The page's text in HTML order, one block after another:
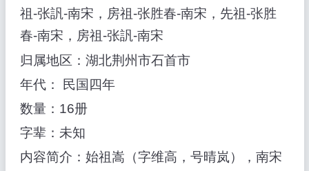
祖-张訉-南宋，房祖-张胜春-南宋，先祖-张胜
春-南宋，房祖-张訉-南宋
归属地区：湖北荆州市石首市
年代： 民国四年
数量：16册
字辈：未知
内容简介：始祖嵩（字维高，号晴岚），南宋